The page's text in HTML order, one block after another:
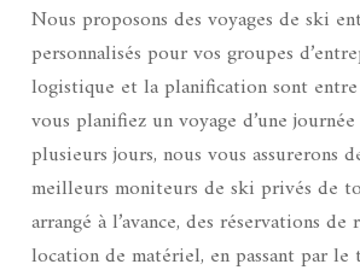
Nous proposons des voyages de ski
personnalisés pour vos groupes
logistique et la planification sont entre
vous planifiez un voyage d’une
plusieurs jours, nous vous assurerons
meilleurs moniteurs de ski privés de
arrangé à l’avance, des réservations
location de matériel, en passant par